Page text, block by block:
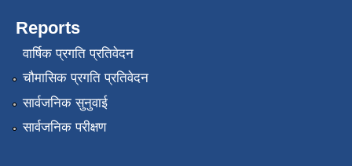
Reports
वार्षिक प्रगति प्रतिवेदन
चौमासिक प्रगति प्रतिवेदन
सार्वजनिक सुनुवाई
सार्वजनिक परीक्षण